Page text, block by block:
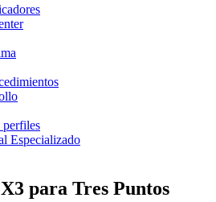
Especializado
para Tres Puntos